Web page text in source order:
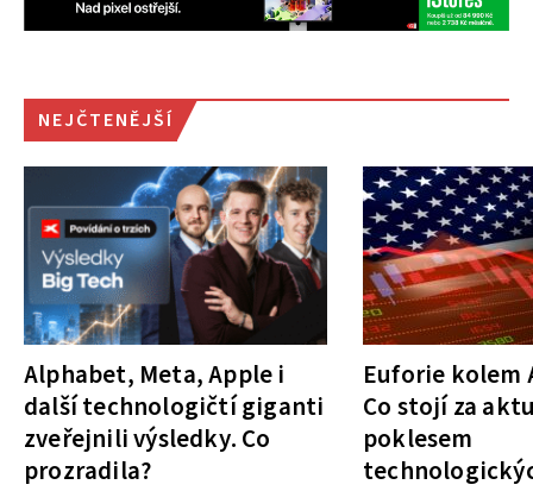
NEJČTENĚJŠÍ
Alphabet, Meta, Apple i
další technologičtí giganti
zveřejnili výsledky. Co
prozradila?
Euforie kolem
Co stojí za
poklesem